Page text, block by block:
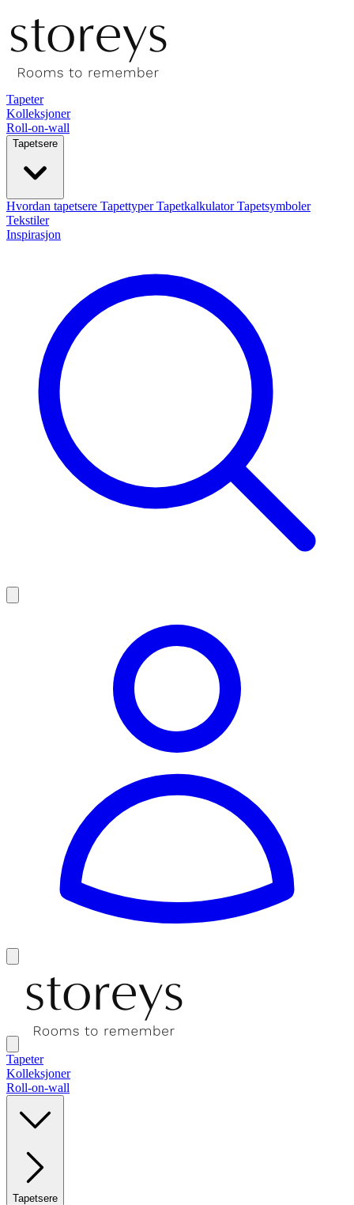
Tapeter
Kolleksjoner
Roll-on-wall
Tapetsere
Hvordan tapetsere TapettyperTapetkalkulatorTapetsymboler
Tekstiler
Inspirasjon
Tapeter
Kolleksjoner
Roll-on-wall
Tapetsere